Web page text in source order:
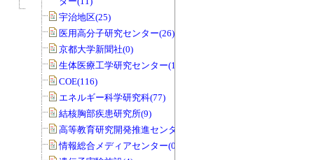
宇治地区(25)
医用高分子研究センター(26)
京都大学新聞社(0)
生体医療工学研究センター(19)
COE(116)
エネルギー科学研究科(77)
結核胸部疾患研究所(9)
高等教育研究開発推進センター(68)
情報総合メディアセンター(0)